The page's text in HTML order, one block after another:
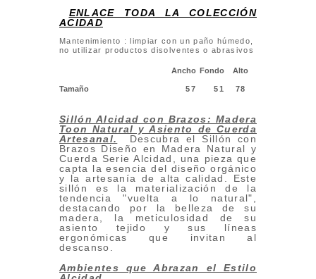
ENLACE TODA LA COLECCIÓN
ACIDAD
Mantenimiento : limpiar con un paño húmedo,
no utilizar productos disolventes o abrasivos
Ancho Fondo Alto
Tamaño 57 51 78
Sillón Alcidad con Brazos: Madera
Toon Natural y Asiento de Cuerda
Artesanal.
Descubra el Sillón con
Brazos Diseño en Madera Natural y
Cuerda Serie Alcidad, una pieza que
capta la esencia del diseño orgánico
y la artesanía de alta calidad. Este
sillón es la materialización de la
tendencia "vuelta a lo natural",
destacando por la belleza de su
madera, la meticulosidad de su
asiento tejido y sus líneas
ergonómicas que invitan al
descanso.
Ambientes que Abrazan el Estilo